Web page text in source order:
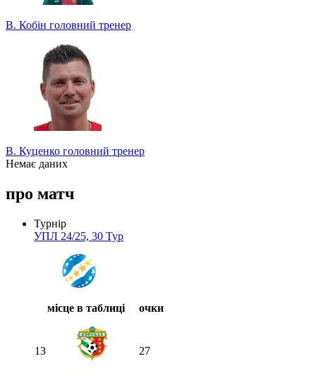
В. Кобін головний тренер
В. Куценко головний тренер
Немає даних
про матч
Турнір
УПЛ 24/25, 30 Тур
місце в таблиці очки
13 27